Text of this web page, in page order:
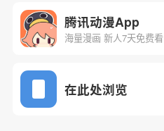
腾讯动漫App
海量漫画 新人7天免费看
在此处浏览